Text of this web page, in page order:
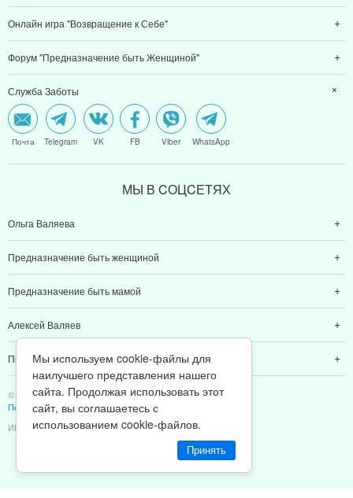
Онлайн игра "Возвращение к Себе"
Форум "Предназначение быть Женщиной"
Служба Заботы
Почта Telegram VK FB Viber WhatsApp
МЫ В CОЦCЕТЯХ
Ольга Валяева
Предназначение быть женщиной
Предназначение быть мамой
Алексей Валяев
Предназначение быть папой
© 2011-2026 Предназначение быть Женщиной
Политика конфиденциальности
ИП Валяев А. В. | ИНН 380111808709
Мы используем cookie-файлы для
наилучшего представления нашего
сайта. Продолжая использовать этот
сайт, вы соглашаетесь с
использованием cookie-файлов.
Принять